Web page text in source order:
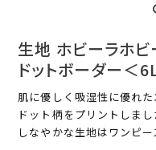
生地 ホビーラホビ
ドットボーダー＜
肌に優しく吸湿性に優れ
ドット柄をプリントしま
しなやかな生地はワンピー